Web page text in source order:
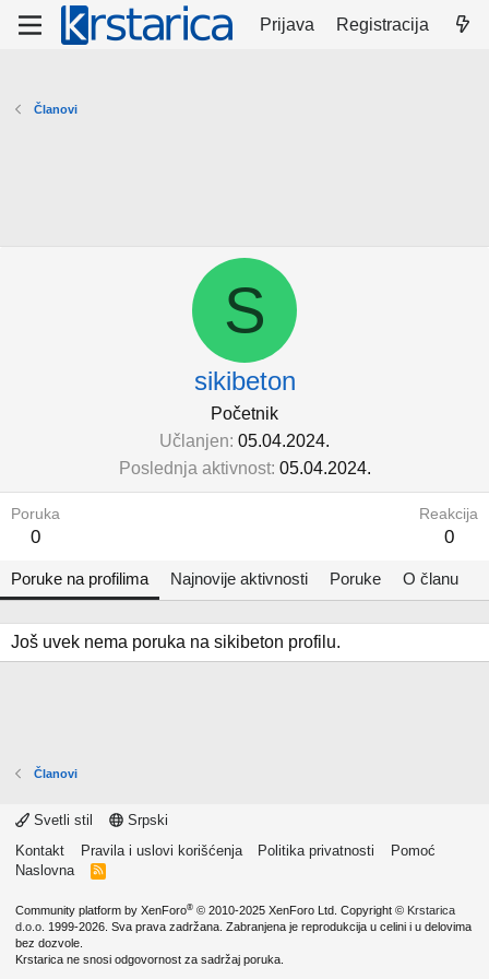
Prijava Registracija
Članovi
S
sikibeton
Početnik
Učlanjen 05.04.2024.
Poslednja aktivnost 05.04.2024.
Poruka
0
Reakcija
0
Poruke na profilima Najnovije aktivnosti Poruke O članu
Još uvek nema poruka na sikibeton profilu.
Članovi
Svetli stil
Srpski
Kontakt
Pravila i uslovi korišćenja Politika privatnosti
Pomoć
Naslovna
R
Community platform by XenForo® © 2010-2025 XenForo Ltd. Copyright © Krstarica
d.o.o. 1999-2026. Sva prava zadržana. Zabranjena je reprodukcija u celini i u delovima
bez dozvole.
Krstarica ne snosi odgovornost za sadržaj poruka.